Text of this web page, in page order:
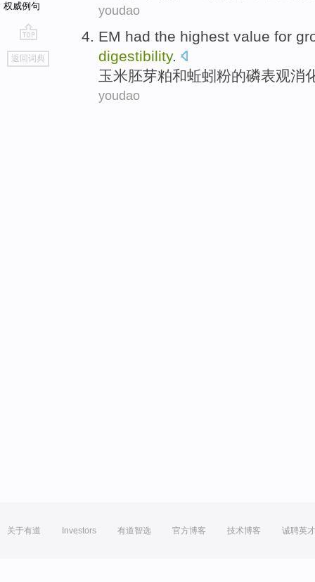
权威例句
go
top
返回词典
youdao
EM had the highest value for
digestibility.
玉米胚芽粕和蚯蚓粉的磷表观消
youdao
关于有道 Investors 有道智选 官方博客 技术博客 诚聘英才